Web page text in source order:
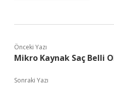
Önceki Yazı
Mikro Kaynak Saç Belli
Sonraki Yazı